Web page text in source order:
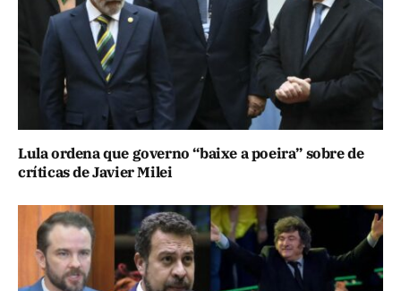
Lula ordena que governo “baixe a poeira” sobre de
críticas de Javier Milei